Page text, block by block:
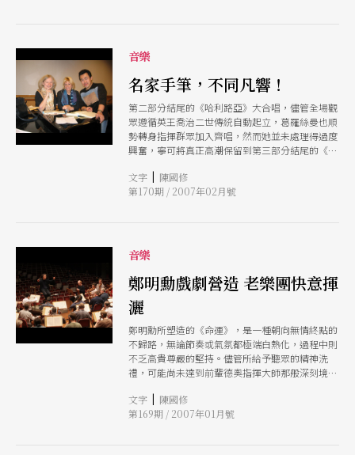
音樂
名家手筆，不同凡響！
第二部分結尾的《哈利路亞》大合唱，儘管全場觀
眾遵循英王喬治二世傳統自動起立，葛羅絲曼也順
勢轉身指揮群眾加入齊唱，然而她並未處理得過度
興奮，寧可將真正高潮保留到第三部分結尾的《阿
手筆的確不同凡響！
文字 | 陳國修
第170期 / 2007年02月號
音樂
鄭明勳戲劇營造 老樂團快意揮
灑
鄭明勳所塑造的《命運》，是一種朝向無情終點的
不歸路，無論節奏或氣氛都極端白熱化，過程中則
不乏高貴尊嚴的堅持。儘管所給予聽眾的精神洗
禮，可能尚未達到前輩德奧指揮大師那般深刻境
的驚艷與喜樂。
文字 | 陳國修
第169期 / 2007年01月號